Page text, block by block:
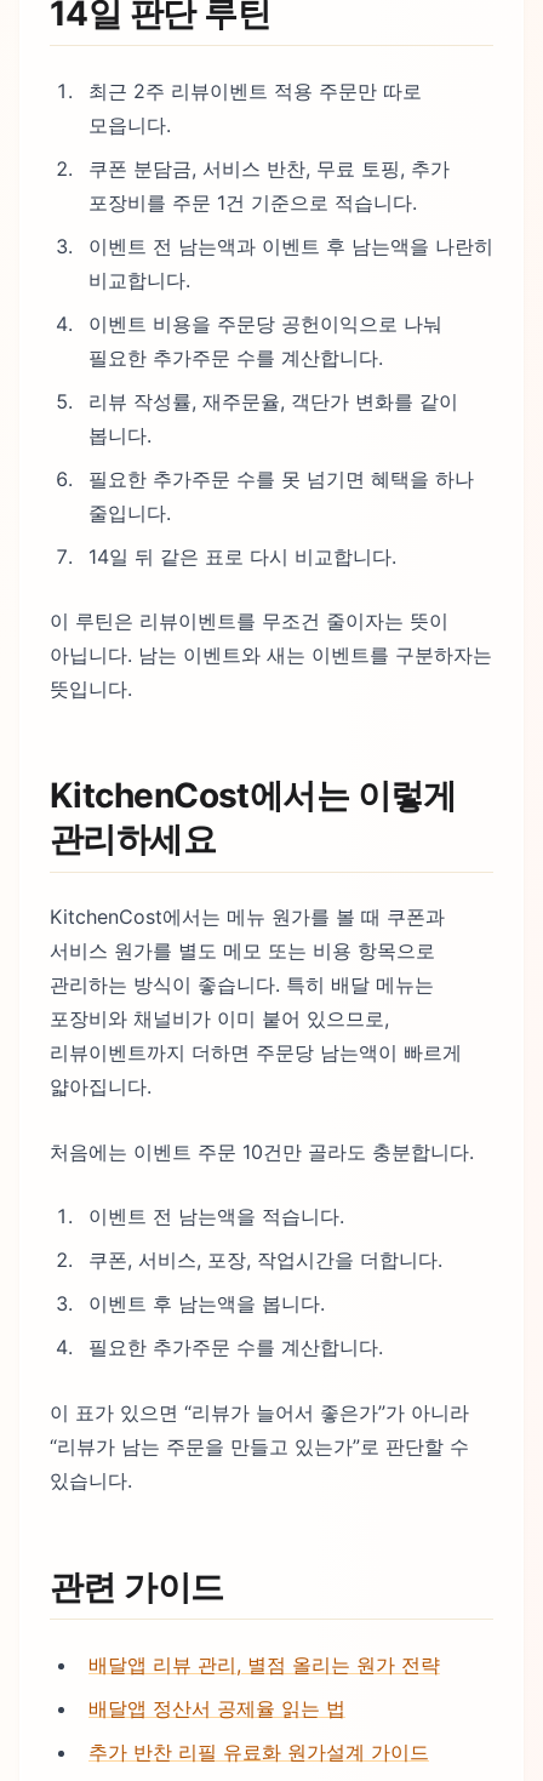
14일 판단 루틴
최근 2주 리뷰이벤트 적용 주문만 따로
모읍니다.
쿠폰 분담금, 서비스 반찬, 무료 토핑, 추가
포장비를 주문 1건 기준으로 적습니다.
이벤트 전 남는액과 이벤트 후 남는액을 나란히
비교합니다.
이벤트 비용을 주문당 공헌이익으로 나눠
필요한 추가주문 수를 계산합니다.
리뷰 작성률, 재주문율, 객단가 변화를 같이
봅니다.
필요한 추가주문 수를 못 넘기면 혜택을 하나
줄입니다.
14일 뒤 같은 표로 다시 비교합니다.
이 루틴은 리뷰이벤트를 무조건 줄이자는 뜻이
아닙니다. 남는 이벤트와 새는 이벤트를 구분하자는
뜻입니다.
KitchenCost에서는 이렇게
관리하세요
KitchenCost에서는 메뉴 원가를 볼 때 쿠폰과
서비스 원가를 별도 메모 또는 비용 항목으로
관리하는 방식이 좋습니다. 특히 배달 메뉴는
포장비와 채널비가 이미 붙어 있으므로,
리뷰이벤트까지 더하면 주문당 남는액이 빠르게
얇아집니다.
처음에는 이벤트 주문 10건만 골라도 충분합니다.
이벤트 전 남는액을 적습니다.
쿠폰, 서비스, 포장, 작업시간을 더합니다.
이벤트 후 남는액을 봅니다.
필요한 추가주문 수를 계산합니다.
이 표가 있으면 “리뷰가 늘어서 좋은가”가 아니라
“리뷰가 남는 주문을 만들고 있는가”로 판단할 수
있습니다.
관련 가이드
배달앱 리뷰 관리, 별점 올리는 원가 전략
배달앱 정산서 공제율 읽는 법
추가 반찬 리필 유료화 원가설계 가이드